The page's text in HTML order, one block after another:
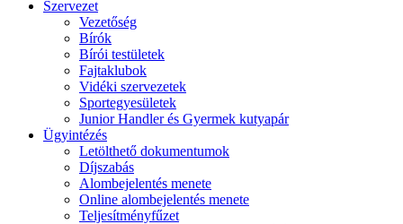
Szervezet
Vezetőség
Bírók
Bírói testületek
Fajtaklubok
Vidéki szervezetek
Sportegyesületek
Junior Handler és Gyermek kutyapár
Ügyintézés
Letölthető dokumentumok
Díjszabás
Alombejelentés menete
Online alombejelentés menete
Teljesítményfűzet